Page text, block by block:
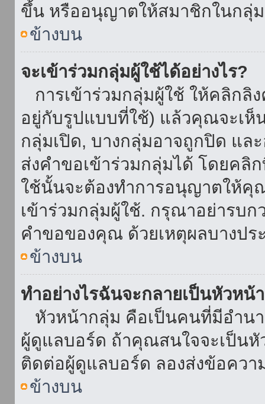
ขึ้น หรืออนุญาตให้สมาชิกในกลุ่ม
ข้างบน
จะเข้าร่วมกลุ่มผู้ใช้ได้อย่างไร?
การเข้าร่วมกลุ่มผู้ใช้ ให้คลิก
อยู่กับรูปแบบที่ใช้) แล้วคุณจะเห็
กลุ่มเปิด, บางกลุ่มอาจถูกปิด แ
ส่งคำขอเข้าร่วมกลุ่มได้ โดยคลิ
ใช้นั้นจะต้องทำการอนุญาตให้คุ
เข้าร่วมกลุ่มผู้ใช้. กรุณาอย่ารบก
คำขอของคุณ ด้วยเหตุผลบางปร
ข้างบน
ทำอย่างไรฉันจะกลายเป็นหัวหน้
หัวหน้ากลุ่ม คือเป็นคนที่มีอำนา
ผู้ดูแลบอร์ด ถ้าคุณสนใจจะเป็น
ติดต่อผู้ดูแลบอร์ด ลองส่งข้อคว
ข้างบน